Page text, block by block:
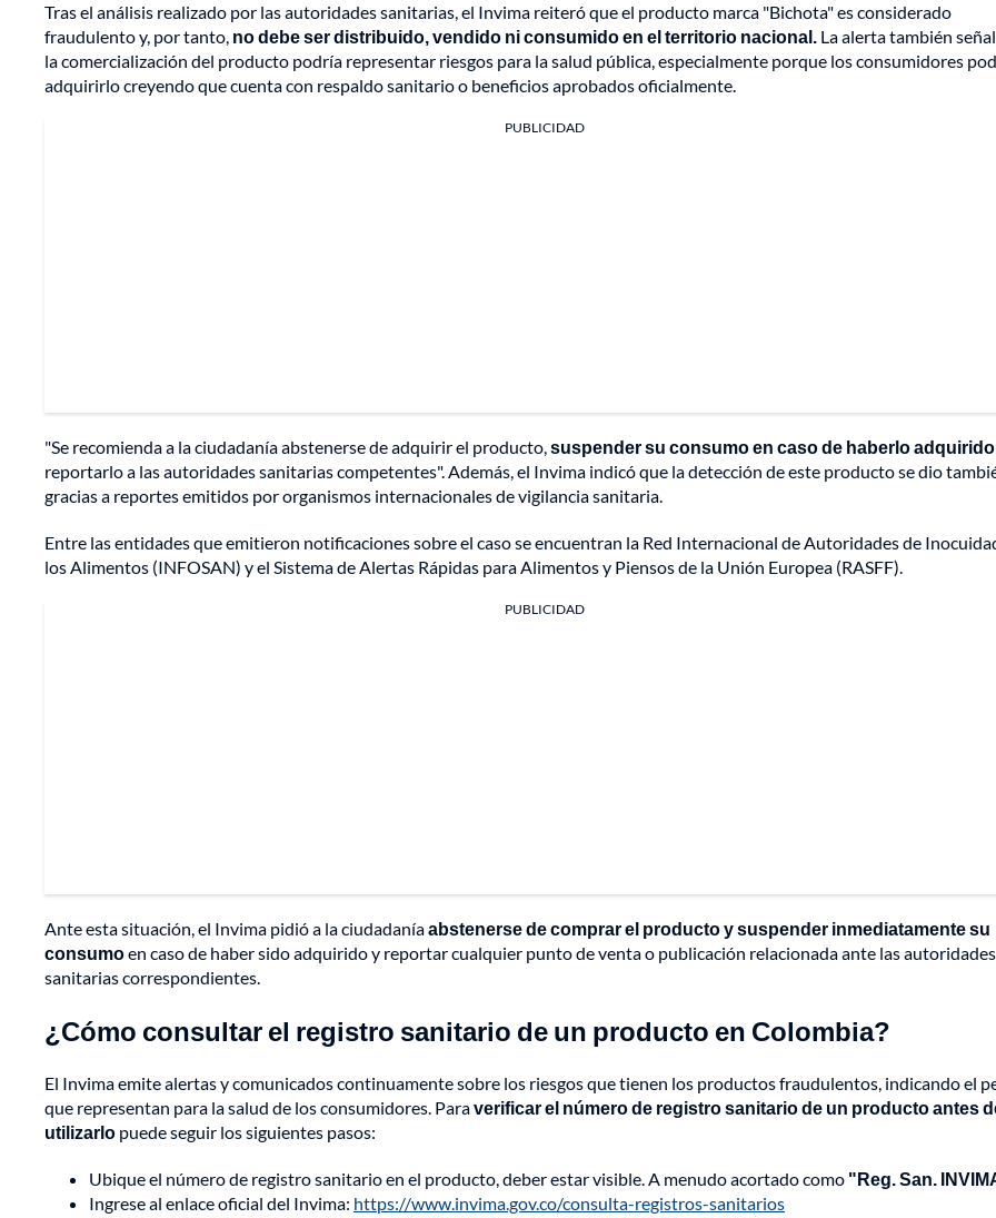
Tras el análisis realizado por las autoridades sanitarias, el Invima reiteró que el producto marca "Bichota" es considerado
fraudulento y, por tanto, no debe ser distribuido, vendido ni consumido en el territorio nacional. La alerta también
la comercialización del producto podría representar riesgos para la salud pública, especialmente porque los consumidores
adquirirlo creyendo que cuenta con respaldo sanitario o beneficios aprobados oficialmente.
PUBLICIDAD
"Se recomienda a la ciudadanía abstenerse de adquirir el producto,suspender su consumo en caso de haberlo adquirido
reportarlo a las autoridades sanitarias competentes". Además, el Invima indicó que la detección de este producto se dio
gracias a reportes emitidos por organismos internacionales de vigilancia sanitaria.
Entre las entidades que emitieron notificaciones sobre el caso se encuentran la Red Internacional de Autoridades de
los Alimentos (INFOSAN) y el Sistema de Alertas Rápidas para Alimentos y Piensos de la Unión Europea (RASFF).
PUBLICIDAD
Ante esta situación, el Invima pidió a la ciudadaníaabstenerse de comprar el producto y suspender inmediatamente su
consumoen caso de haber sido adquirido y reportar cualquier punto de venta o publicación relacionada ante las autoridades
sanitarias correspondientes.
¿Cómo consultar el registro sanitario de un producto en Colombia?
El Invima emite alertas y comunicados continuamente sobre los riesgos que tienen los productos fraudulentos, indicando el
que representan para la salud de los consumidores. Paraverificar el número de registro sanitario de un producto antes
utilizarlo puede seguir los siguientes pasos:
Ubique el número de registro sanitario en el producto, deber estar visible. A menudo acortado como "Reg. San.
Ingrese al enlace oficial del Invima: https://www.invima.gov.co/consulta-registros-sanitarios